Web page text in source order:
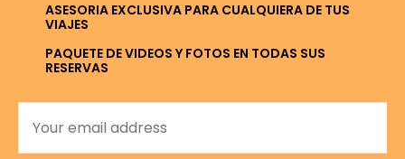
ASESORIA EXCLUSIVA PARA CUALQUIERA DE TUS
VIAJES
PAQUETE DE VIDEOS Y FOTOS EN TODAS SUS
RESERVAS